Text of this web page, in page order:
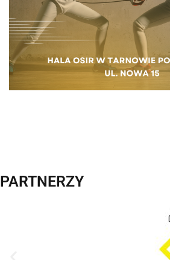
PARTNERZY